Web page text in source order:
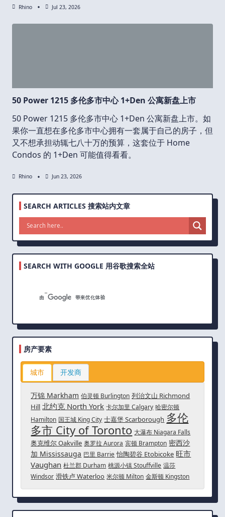
Rhino Jul 23, 2026
50 Power 1215 多伦多市中心 1+Den 公寓新盘上市
50 Power 1215 多伦多市中心 1+Den 公寓新盘上市。如
果你一直想在多伦多市中心拥有一套属于自己的房子，但
又不想承担动辄七八十万的预算，这套位于 Home
Condos 的 1+Den 可能值得看看。
Rhino Jun 23, 2026
SEARCH ARTICLES 搜索站内文章
SEARCH WITH GOOGLE 用谷歌搜索全站
房产要素
城市 开发商
万锦 Markham 伯灵顿 Burlington 列治文山 Richmond
Hill 北约克 North York 卡尔加里 Calgary 哈密尔顿
Hamilton 国王城 King City 士嘉堡 Scarborough 多伦
多市 City of Toronto 大瀑布 Niagara Falls
奥克维尔 Oakville 奥罗拉 Aurora 宾顿 Brampton 密西沙
加 Mississauga 巴里 Barrie 怡陶碧谷 Etobicoke 旺市
Vaughan 杜兰郡 Durham 桃源小镇 Stouffville 温莎
Windsor 滑铁卢 Waterloo 米尔顿 Milton 金斯顿 Kingston